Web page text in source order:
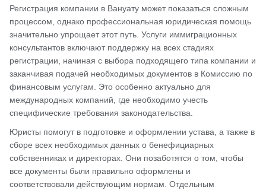
Регистрация компании в Вануату может показаться сложным
процессом, однако профессиональная юридическая помощь
значительно упрощает этот путь. Услуги иммиграционных
консультантов включают поддержку на всех стадиях
регистрации, начиная с выбора подходящего типа компании и
заканчивая подачей необходимых документов в Комиссию по
финансовым услугам. Это особенно актуально для
международных компаний, где необходимо учесть
специфические требования законодательства.
Юристы помогут в подготовке и оформлении устава, а также в
сборе всех необходимых данных о бенефициарных
собственниках и директорах. Они позаботятся о том, чтобы
все документы были правильно оформлены и
соответствовали действующим нормам. Отдельным